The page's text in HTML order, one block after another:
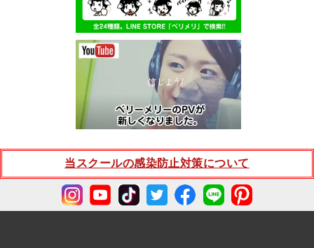
当スクールの感染防止対策について